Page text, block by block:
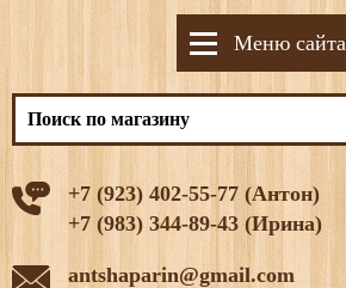
Меню сайта
+7 (923) 402-55-77 (Антон)
+7 (983) 344-89-43 (Ирина)
antshaparin@gmail.com